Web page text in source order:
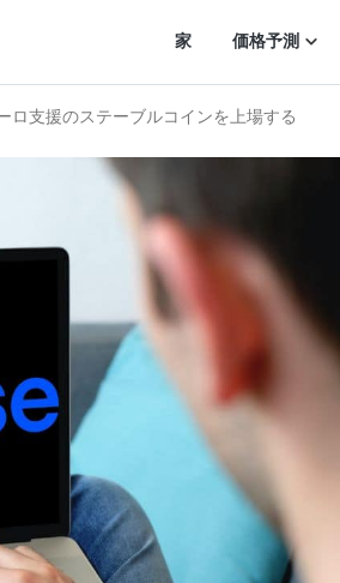
家 価格予測
ロ支援のステーブルコインを上場する